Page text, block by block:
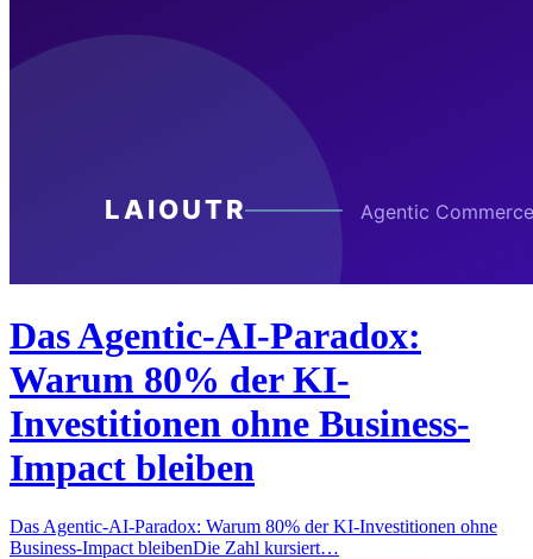
Das Agentic-AI-Paradox:
Warum 80% der KI-
Investitionen ohne Business-
Impact bleiben
Das Agentic-AI-Paradox: Warum 80% der KI-Investitionen ohne
Business-Impact bleibenDie Zahl kursiert…